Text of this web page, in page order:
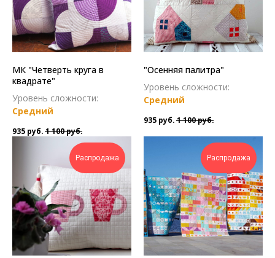
МК "Четверть круга в
квадрате"
Уровень сложности:
Средний
935 руб. 1 100руб.
"Осенняя палитра"
Уровень сложности:
Средний
935 руб. 1 100руб.
Распродажа Распродажа